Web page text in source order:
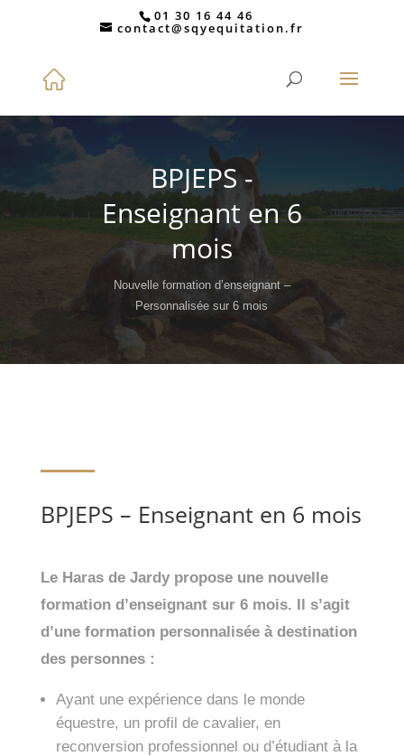
01 30 16 44 46
contact@sqyequitation.fr
BPJEPS -
Enseignant en 6
mois
Nouvelle formation d’enseignant –
Personnalisée sur 6 mois
BPJEPS – Enseignant en 6 mois
Le Haras de Jardy propose une nouvelle
formation d’enseignant sur 6 mois. Il s’agit
d’une formation personnalisée à destination
des personnes :
Ayant une expérience dans le monde
équestre, un profil de cavalier, en
reconversion professionnel ou d’étudiant à la